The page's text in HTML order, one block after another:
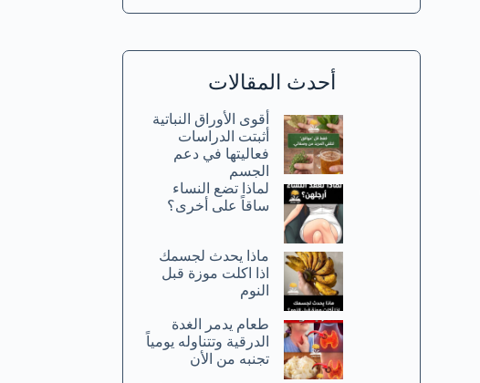
أحدث المقالات
أقوى الأوراق النباتية
أثبتت الدراسات
فعاليتها في دعم
الجسم
لماذا تضع النساء
ساقاً على أخرى؟
ماذا يحدث لجسمك
اذا اكلت موزة قبل
النوم
طعام يدمر الغدة
الدرقية وتتناوله يومياً
تجنبه من الأن